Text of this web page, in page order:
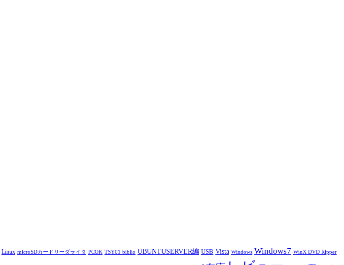
Linux microSDカードリーダライタ PCOK TSY01 biblio UBUNTUSERVER編 USB Vista Windows Windows7 WinX DVD Ripper